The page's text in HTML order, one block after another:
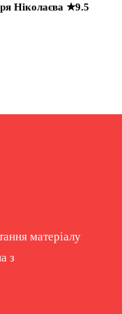
Ніколаєва ★9.5
матеріалу
з